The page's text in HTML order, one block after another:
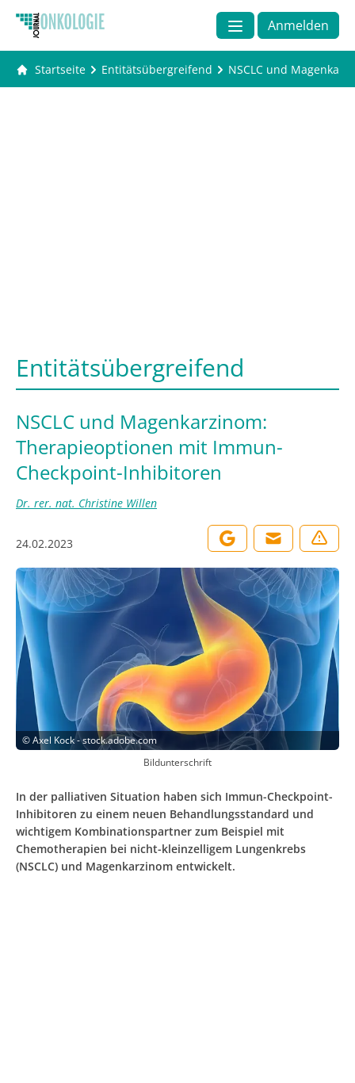
Anmelden
Startseite Entitätsübergreifend NSCLC und
Entitätsübergreifend
NSCLC und Magenkarzinom:
Therapieoptionen mit Immun-
Checkpoint-Inhibitoren
Dr. rer. nat. Christine Willen
24.02.2023
©Axel Kock - stock.adobe.com
Bildunterschrift
In der palliativen Situation haben sich Immun-Checkpoint-
Inhibitoren zu einem neuen Behandlungsstandard und
wichtigem Kombinationspartner zum Beispiel mit
Chemotherapien bei nicht-kleinzelligem Lungenkrebs
(NSCLC) und Magenkarzinom entwickelt.